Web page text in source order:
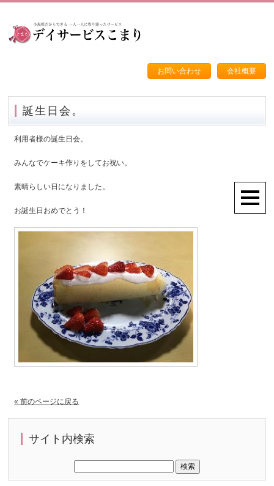
お問い合わせ 会社概要
誕生日会。
利用者様の誕生日会。
みんなでケーキ作りをしてお祝い。
素晴らしい日になりました。
お誕生日おめでとう！
« 前のページに戻る
サイト内検索